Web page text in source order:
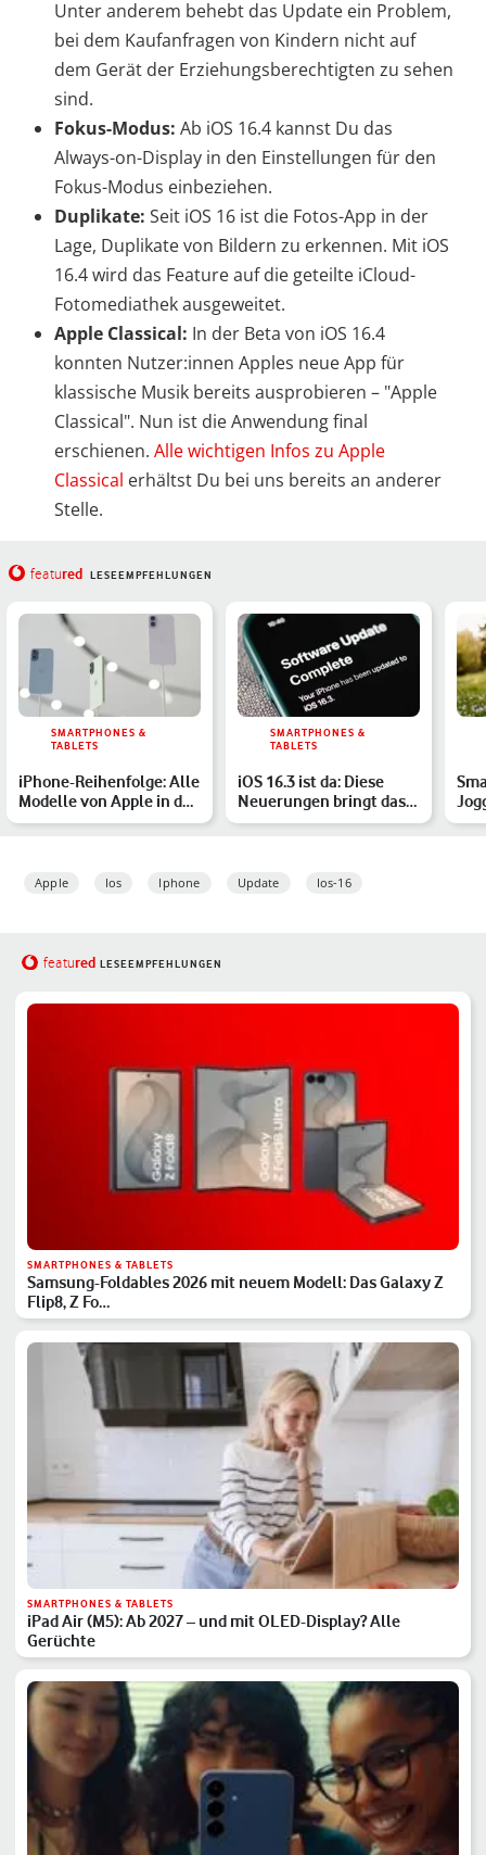
Unter anderem behebt das Update ein Problem,
bei dem Kaufanfragen von Kindern nicht auf
dem Gerät der Erziehungsberechtigten zu sehen
sind.
Fokus-Modus: Ab iOS 16.4 kannst Du das
Always-on-Display in den Einstellungen für den
Fokus-Modus einbeziehen.
Duplikate: Seit iOS 16 ist die Fotos-App in der
Lage, Duplikate von Bildern zu erkennen. Mit iOS
16.4 wird das Feature auf die geteilte iCloud-
Fotomediathek ausgeweitet.
Apple Classical: In der Beta von iOS 16.4
konnten Nutzer:innen Apples neue App für
klassische Musik bereits ausprobieren – "Apple
Classical". Nun ist die Anwendung final
erschienen. Alle wichtigen Infos zu Apple
Classical erhältst Du bei uns bereits an anderer
Stelle.
featured LESEEMPFEHLUNGEN
SMARTPHONES &
TABLETS
iPhone-Reihenfolge: Alle
Modelle von Apple in der
Übersicht
SMARTPHONES &
TABLETS
iOS 16.3 ist da: Diese
Neuerungen bringt das
iPhone-Update mit
Apple Ios Iphone Update Ios-16
featured LESEEMPFEHLUNGEN
SMARTPHONES & TABLETS
Samsung-Foldables 2026 mit neuem Modell: Das Galaxy Z
Flip8, Z Fo…
SMARTPHONES & TABLETS
iPad Air (M5): Ab 2027 – und mit OLED-Display? Alle
Gerüchte